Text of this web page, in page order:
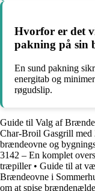
Hvorfor er det
pakning på sin
En sund pakning
energitab og
røgudslip.
Guide til Valg af
Char-Broil Gasgrill
brændeovne og
3142 – En komplet
træpiller• Guide til at
Brændeovne i
om at spise